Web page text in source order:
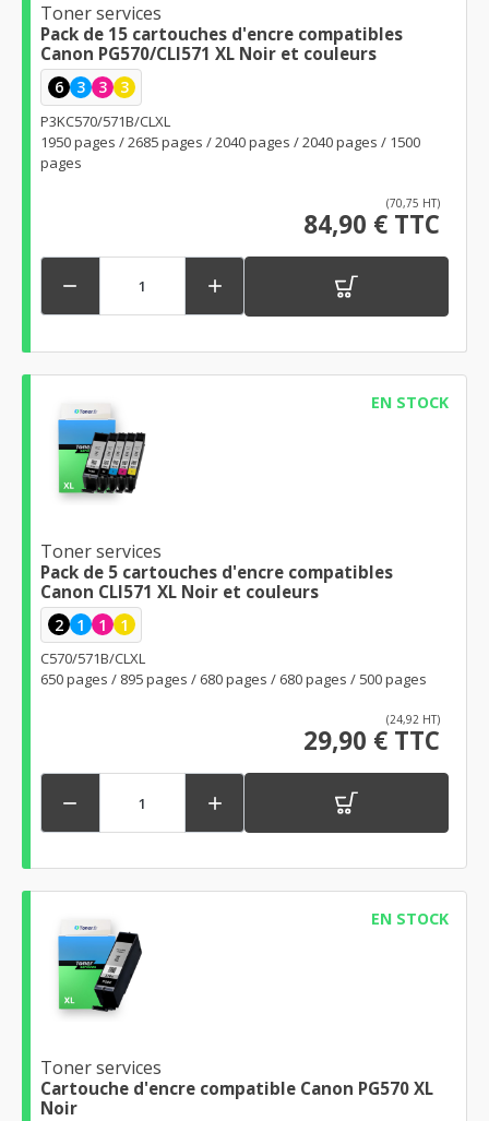
Toner services
Pack de 15 cartouches d'encre compatibles
Canon PG570/CLI571 XL Noir et couleurs
6 3 3 3
P3KC570/571B/CLXL
1950 pages / 2685 pages / 2040 pages / 2040 pages / 1500
pages
(70,75 HT)
84,90 € TTC
 
EN STOCK
Toner services
Pack de 5 cartouches d'encre compatibles
Canon CLI571 XL Noir et couleurs
2 1 1 1
C570/571B/CLXL
650 pages / 895 pages / 680 pages / 680 pages / 500 pages
(24,92 HT)
29,90 € TTC
 
EN STOCK
Toner services
Cartouche d'encre compatible Canon PG570 XL
Noir